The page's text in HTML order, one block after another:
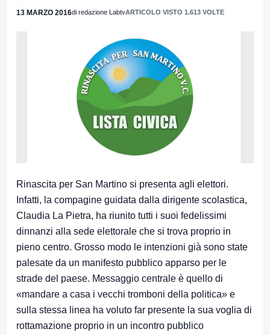
13 MARZO 2016di redazione LabtvARTICOLO VISTO 1.613 VOLTE
Rinascita per San Martino si presenta agli elettori.
Infatti, la compagine guidata dalla dirigente scolastica,
Claudia La Pietra, ha riunito tutti i suoi fedelissimi
dinnanzi alla sede elettorale che si trova proprio in
pieno centro. Grosso modo le intenzioni già sono state
palesate da un manifesto pubblico apparso per le
strade del paese. Messaggio centrale è quello di
«mandare a casa i vecchi tromboni della politica» e
sulla stessa linea ha voluto far presente la sua voglia di
rottamazione proprio in un incontro pubblico